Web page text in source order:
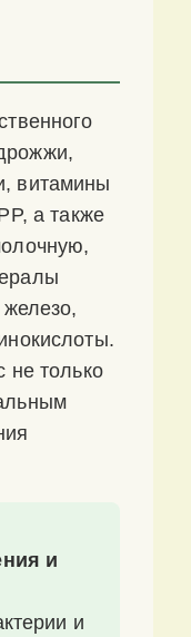
витамины
а также
не только
и
и